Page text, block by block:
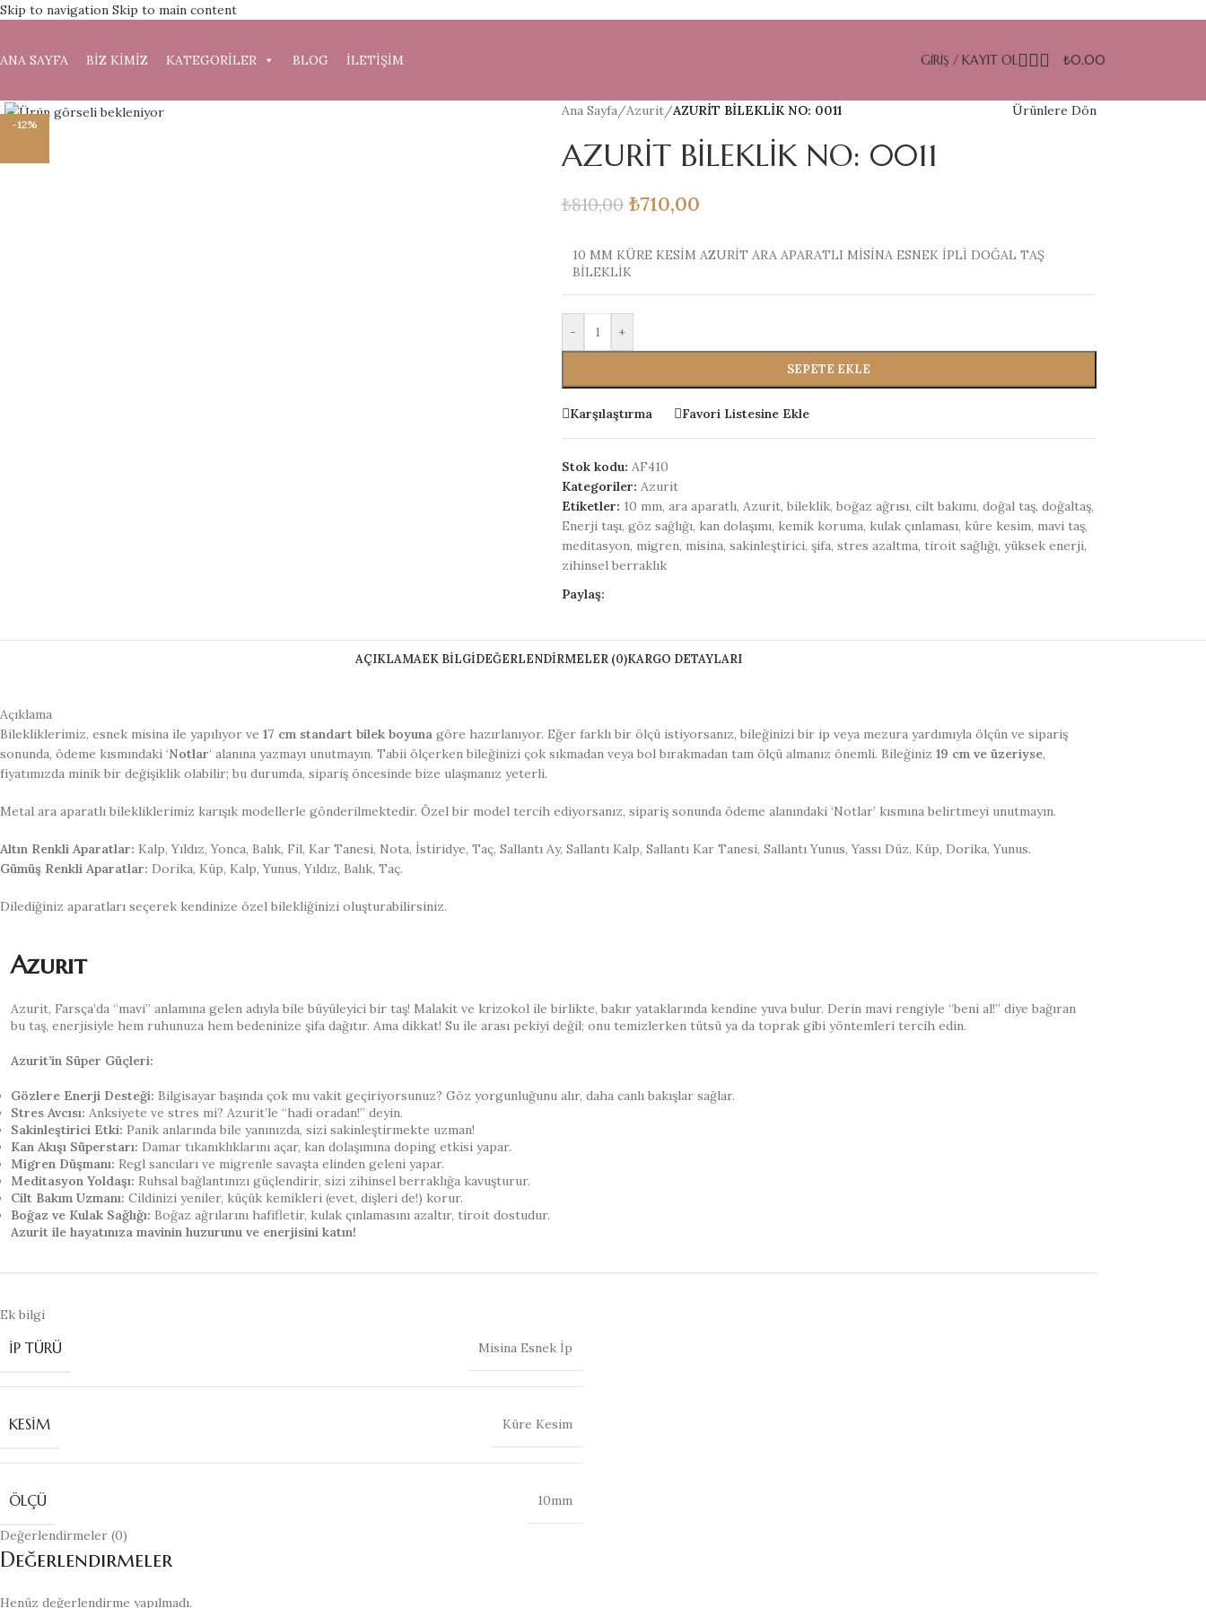
Skip to navigation Skip to main content
ANA SAYFA BİZ KİMİZ KATEGORİLER BLOG İLETİŞİM GIRIŞ / KAYIT OL ₺0,00
-12%
Ana Sayfa/Azurit/AZURİT BİLEKLİK NO: 0011 Ürünlere Dön
AZURİT BİLEKLİK NO: 0011
₺810,00 ₺710,00
10 MM KÜRE KESİM AZURİT ARA APARATLI MİSİNA ESNEK İPLİ DOĞAL TAŞ
BİLEKLİK
- +
SEPETE EKLE
Karşılaştırma Favori Listesine Ekle
Stok kodu: AF410
Kategoriler: Azurit
Etiketler: 10 mm, ara aparatlı, Azurit, bileklik, boğaz ağrısı, cilt bakımı, doğal taş, doğaltaş,
Enerji taşı, göz sağlığı, kan dolaşımı, kemik koruma, kulak çınlaması, küre kesim, mavi taş,
meditasyon, migren, misina, sakinleştirici, şifa, stres azaltma, tiroit sağlığı, yüksek enerji,
zihinsel berraklık
Paylaş:
AÇIKLAMAEK BILGIDEĞERLENDIRMELER (0)KARGO DETAYLARI
Açıklama
Bilekliklerimiz, esnek misina ile yapılıyor ve 17 cm standart bilek boyuna göre hazırlanıyor. Eğer farklı bir ölçü istiyorsanız, bileğinizi bir ip veya mezura yardımıyla ölçün ve sipariş
sonunda, ödeme kısmındaki ‘Notlar‘ alanına yazmayı unutmayın. Tabii ölçerken bileğinizi çok sıkmadan veya bol bırakmadan tam ölçü almanız önemli. Bileğiniz 19 cm ve üzeriyse,
fiyatımızda minik bir değişiklik olabilir; bu durumda, sipariş öncesinde bize ulaşmanız yeterli.
Metal ara aparatlı bilekliklerimiz karışık modellerle gönderilmektedir. Özel bir model tercih ediyorsanız, sipariş sonunda ödeme alanındaki ‘Notlar’ kısmına belirtmeyi unutmayın.
Altın Renkli Aparatlar: Kalp, Yıldız, Yonca, Balık, Fil, Kar Tanesi, Nota, İstiridye, Taç, Sallantı Ay, Sallantı Kalp, Sallantı Kar Tanesi, Sallantı Yunus, Yassı Düz, Küp, Dorika, Yunus.
Gümüş Renkli Aparatlar: Dorika, Küp, Kalp, Yunus, Yıldız, Balık, Taç.
Dilediğiniz aparatları seçerek kendinize özel bilekliğinizi oluşturabilirsiniz.
Azurit
Azurit, Farsça’da “mavi” anlamına gelen adıyla bile büyüleyici bir taş! Malakit ve krizokol ile birlikte, bakır yataklarında kendine yuva bulur. Derin mavi rengiyle “beni al!” diye bağıran
bu taş, enerjisiyle hem ruhunuza hem bedeninize şifa dağıtır. Ama dikkat! Su ile arası pekiyi değil; onu temizlerken tütsü ya da toprak gibi yöntemleri tercih edin.
Azurit’in Süper Güçleri:
Gözlere Enerji Desteği: Bilgisayar başında çok mu vakit geçiriyorsunuz? Göz yorgunluğunu alır, daha canlı bakışlar sağlar.
Stres Avcısı: Anksiyete ve stres mi? Azurit’le “hadi oradan!” deyin.
Sakinleştirici Etki: Panik anlarında bile yanınızda, sizi sakinleştirmekte uzman!
Kan Akışı Süperstarı: Damar tıkanıklıklarını açar, kan dolaşımına doping etkisi yapar.
Migren Düşmanı: Regl sancıları ve migrenle savaşta elinden geleni yapar.
Meditasyon Yoldaşı: Ruhsal bağlantınızı güçlendirir, sizi zihinsel berraklığa kavuşturur.
Cilt Bakım Uzmanı: Cildinizi yeniler, küçük kemikleri (evet, dişleri de!) korur.
Boğaz ve Kulak Sağlığı: Boğaz ağrılarını hafifletir, kulak çınlamasını azaltır, tiroit dostudur.
Azurit ile hayatınıza mavinin huzurunu ve enerjisini katın!
Ek bilgi
İP TÜRÜ Misina Esnek İp
KESIM Küre Kesim
ÖLÇÜ 10mm
Değerlendirmeler (0)
Değerlendirmeler
Henüz değerlendirme yapılmadı.